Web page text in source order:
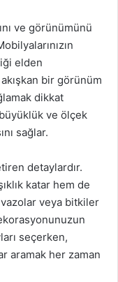
ve görünümünü
elden
akışkan bir görünüm
dikkat
ve ölçek
sağlar.
detaylardır.
katar hem de
veya bitkiler
seçerken,
aramak her zaman